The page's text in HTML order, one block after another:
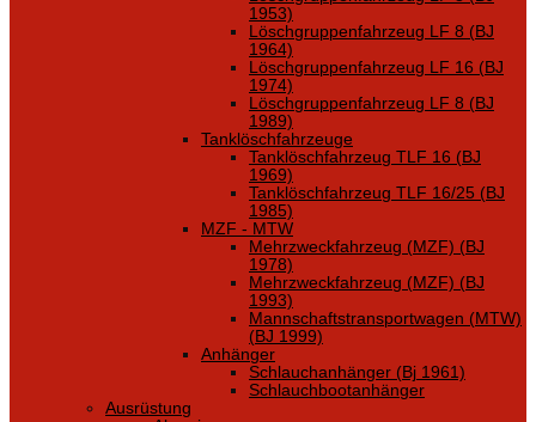
1953)
Löschgruppenfahrzeug LF 8 (BJ
1964)
Löschgruppenfahrzeug LF 16 (BJ
1974)
Löschgruppenfahrzeug LF 8 (BJ
1989)
Tanklöschfahrzeuge
Tanklöschfahrzeug TLF 16 (BJ
1969)
Tanklöschfahrzeug TLF 16/25 (BJ
1985)
MZF - MTW
Mehrzweckfahrzeug (MZF) (BJ
1978)
Mehrzweckfahrzeug (MZF) (BJ
1993)
Mannschaftstransportwagen (MTW)
(BJ 1999)
Anhänger
Schlauchanhänger (Bj 1961)
Schlauchbootanhänger
Ausrüstung